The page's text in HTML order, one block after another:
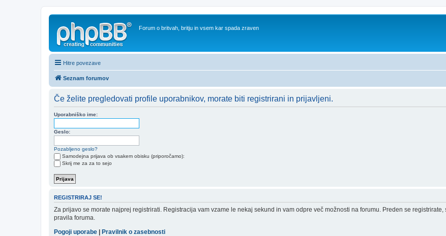
Forum o britvah, britju in vsem kar spada zraven
Hitre povezave
Seznam forumov
Če želite pregledovati profile uporabnikov, morate biti registrirani in prijavljeni.
Uporabniško ime:
Geslo:
Pozabljeno geslo?
Samodejna prijava ob vsakem obisku (priporočamo):
Skrij me za za to sejo
REGISTRIRAJ SE!
Za prijavo se morate najprej registrirati. Registracija vam vzame le nekaj sekund in vam odpre več možnosti na forumu. Preden se
pravila foruma.
Pogoji uporabe | Pravilnik o zasebnosti